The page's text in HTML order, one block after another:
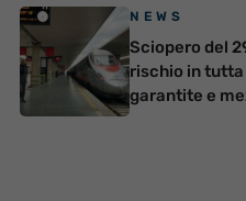
NEWS
Sciopero del
rischio in
garantite e